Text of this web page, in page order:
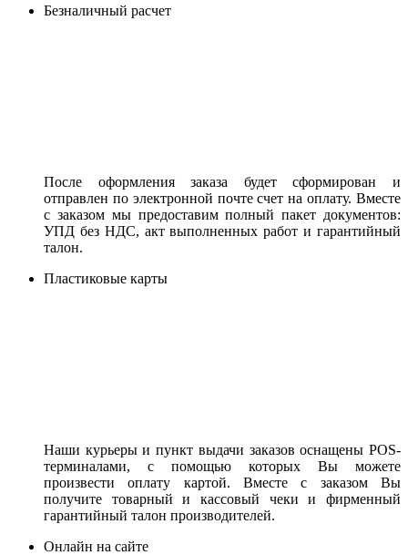
Безналичный расчет
После оформления заказа будет сформирован и
отправлен по электронной почте счет на оплату. Вместе
с заказом мы предоставим полный пакет документов:
УПД без НДС, акт выполненных работ и гарантийный
талон.
Пластиковые карты
Наши курьеры и пункт выдачи заказов оснащены POS-
терминалами, с помощью которых Вы можете
произвести оплату картой. Вместе с заказом Вы
получите товарный и кассовый чеки и фирменный
гарантийный талон производителей.
Онлайн на сайте